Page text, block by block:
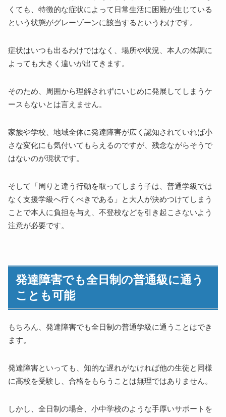
くても、特徴的な症状によって日常生活に困難が生じている
という状態がグレーゾーンに該当するというわけです。
症状はいつも出るわけではなく、場所や状況、本人の体調に
よっても大きく違いが出てきます。
そのため、周囲から理解されずにいじめに発展してしまうケ
ースもないとは言えません。
家族や学校、地域全体に発達障害が広く認知されていれば小
さな変化にも気付いてもらえるのですが、残念ながらそうで
はないのが現状です。
そして「周りと違う行動を取ってしまう子は、普通学級では
なく支援学級へ行くべきである」と大人が決めつけてしまう
ことで本人に負担を与え、不登校などを引き起こさないよう
注意が必要です。
発達障害でも全日制の普通級に通う
ことも可能
もちろん、発達障害でも全日制の普通学級に通うことはでき
ます。
発達障害といっても、知的な遅れがなければ他の生徒と同様
に高校を受験し、合格をもらうことは無理ではありません。
しかし、全日制の場合、小中学校のような手厚いサポートを